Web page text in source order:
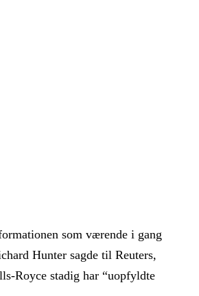
som værende i gang
Hunter sagde til Reuters,
Royce stadig har “uopfyldte